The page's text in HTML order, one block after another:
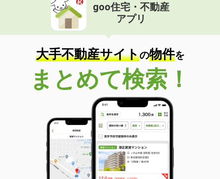
goo住宅・不動産
アプリ
大手不動産サイトの物件を
まとめて検索！